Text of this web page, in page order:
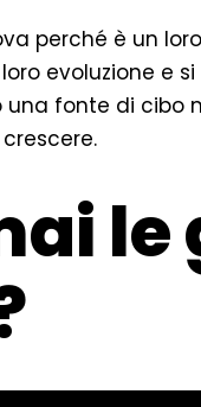
perché è un
evoluzione e
una fonte di